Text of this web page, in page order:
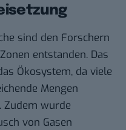
sind den Forschern
entstanden. Das
Ökosystem, da viele
Mengen
Zudem wurde
von Gasen